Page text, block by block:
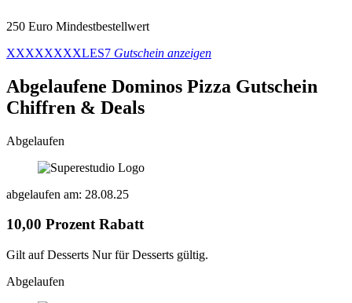
250 Euro Mindestbestellwert
XXXXXXXXLES7 Gutschein anzeigen
Abgelaufene Dominos Pizza Gutschein
Chiffren & Deals
Abgelaufen
abgelaufen am: 28.08.25
10,00 Prozent Rabatt
Gilt auf Desserts Nur für Desserts gültig.
Abgelaufen